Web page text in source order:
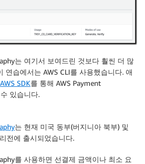
는 여기서 보여드린 것보다 훨씬 더 많
연습에서는 AWS CLI를 사용했습니다. 애
AWS SDK를 통해 AWS Payment
있습니다.
는 현재 미국 동부(버지니아 북부) 및
리전에 출시되었습니다.
를 사용하면 선결제 금액이나 최소 요